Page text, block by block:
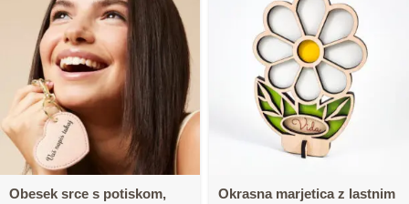
Obesek srce s potiskom,
Okrasna marjetica z lastnim